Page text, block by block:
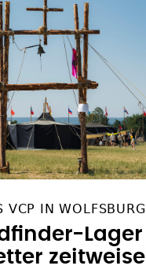
VCP IN WOLFSBURG
Lager
zeitweise